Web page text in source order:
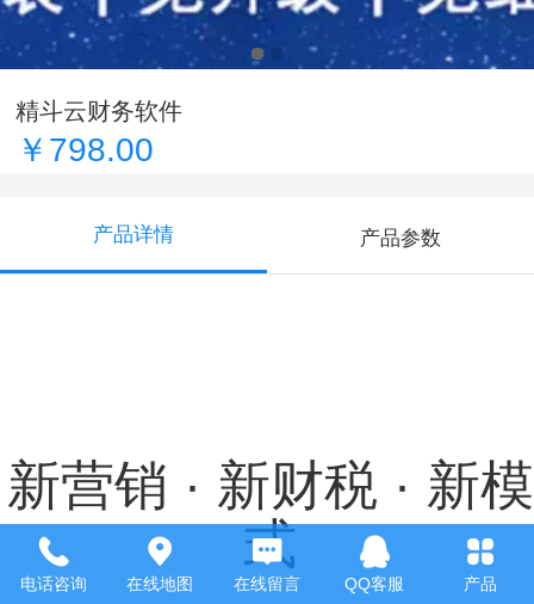
精斗云财务软件
￥798.00
产品详情 产品参数
新营销 · 新财税 · 新模
式
电话咨询 在线地图 在线留言 QQ客服 产品